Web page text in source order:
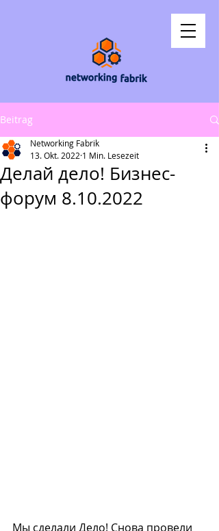
Beitrag
Делай дело! Бизнес-
форум 8.10.2022
Networking Fabrik
13. Okt. 2022 1 Min. Lesezeit
Мы сделали Дело! Снова провели